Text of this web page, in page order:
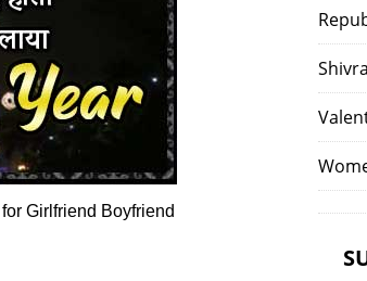
Girlfriend Boyfriend